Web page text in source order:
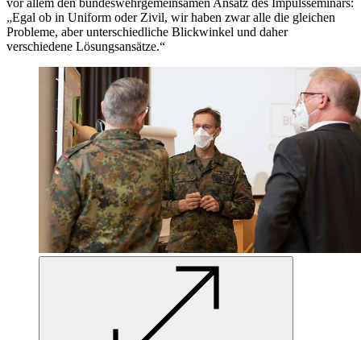
„Egal ob in Uniform oder Zivil, wir haben zwar alle die gleichen
Probleme, aber unterschiedliche Blickwinkel und daher
verschiedene Lösungsansätze.“